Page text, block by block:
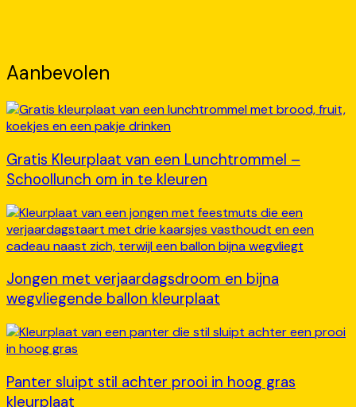
Aanbevolen
Gratis Kleurplaat van een Lunchtrommel –
Schoollunch om in te kleuren
Jongen met verjaardagsdroom en bijna
wegvliegende ballon kleurplaat
Panter sluipt stil achter prooi in hoog gras
kleurplaat